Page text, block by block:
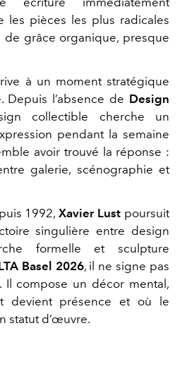
les pièces les plus radicales
de grâce organique, presque
à un moment stratégique
Depuis l’absence de Design
collectible cherche un
pendant la semaine
avoir trouvé la réponse :
galerie, scénographie et
1992,Xavier Lust poursuit
singulière entre design
formelle et sculpture
Basel 2026, il ne signe pas
Il compose un décor mental,
devient présence et où le
statut d’œuvre.